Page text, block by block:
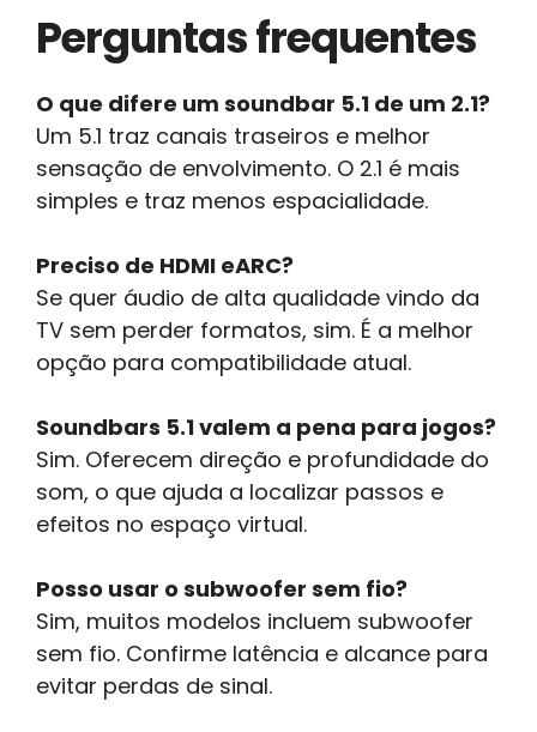
Perguntas frequentes
O que difere um soundbar 5.1 de um 2.1?
Um 5.1 traz canais traseiros e melhor
sensação de envolvimento. O 2.1 é mais
simples e traz menos espacialidade.
Preciso de HDMI eARC?
Se quer áudio de alta qualidade vindo da
TV sem perder formatos, sim. É a melhor
opção para compatibilidade atual.
Soundbars 5.1 valem a pena para jogos?
Sim. Oferecem direção e profundidade do
som, o que ajuda a localizar passos e
efeitos no espaço virtual.
Posso usar o subwoofer sem fio?
Sim, muitos modelos incluem subwoofer
sem fio. Confirme latência e alcance para
evitar perdas de sinal.